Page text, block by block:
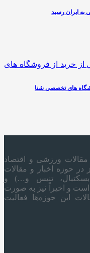
به ایران رسید
های تخصصی شنا
ورزشی و اقتصاد
متمرکز در حوزه اخبار و مقالات
بسکتبال، تنیس و…) و
است و اخیراً نیز به صورت
این حوزه‌ها فعالیت